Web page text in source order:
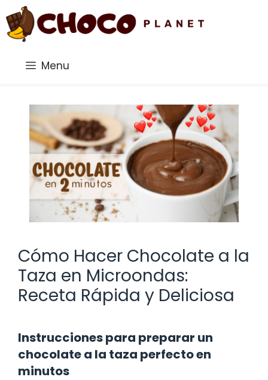
Saltar
al
contenido
Menu
Cómo Hacer Chocolate a la
Taza en Microondas:
Receta Rápida y Deliciosa
Instrucciones para preparar un
chocolate a la taza perfecto en
minutos